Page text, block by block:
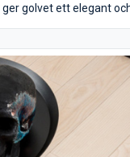
golvet ett elegant
ett lika vackert som